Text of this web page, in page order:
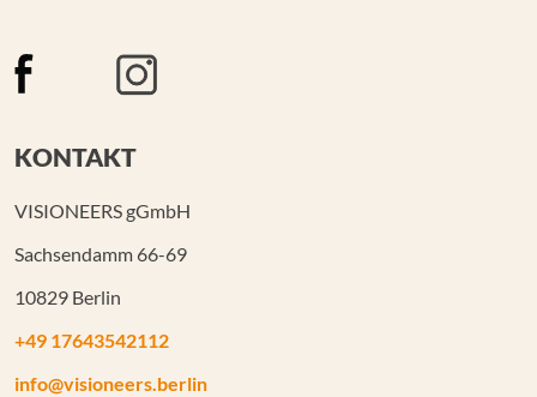
KONTAKT
VISIONEERS gGmbH
Sachsendamm 66-69
10829 Berlin
+49 17643542112
info@visioneers.berlin